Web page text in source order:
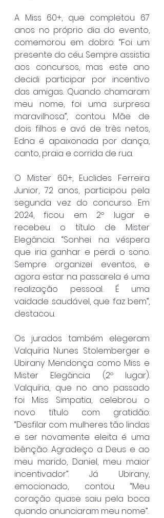
A Miss 60+, que completou 67
anos no próprio dia do evento,
comemorou em dobro: “Foi um
presente do céu. Sempre assistia
aos concursos, mas este ano
decidi participar por incentivo
das amigas. Quando chamaram
meu nome, foi uma surpresa
maravilhosa”, contou. Mãe de
dois filhos e avó de três netos,
Edna é apaixonada por dança,
canto, praia e corrida de rua.
O Mister 60+, Euclides Ferreira
Junior, 72 anos, participou pela
segunda vez do concurso. Em
2024, ficou em 2º lugar e
recebeu o título de Mister
Elegância. “Sonhei na véspera
que iria ganhar e perdi o sono.
Sempre organizei eventos, e
agora estar na passarela é uma
realização pessoal. É uma
vaidade saudável, que faz bem”,
destacou.
Os jurados também elegeram
Valquíria Nunes Stolemberger e
Ubirany Mendonça como Miss e
Mister Elegância (2º lugar).
Valquíria, que no ano passado
foi Miss Simpatia, celebrou o
novo título com gratidão:
“Desfilar com mulheres tão lindas
e ser novamente eleita é uma
bênção. Agradeço a Deus e ao
meu marido, Daniel, meu maior
incentivador”. Já Ubirany,
emocionado, contou: “Meu
coração quase saiu pela boca
quando anunciaram meu nome”.